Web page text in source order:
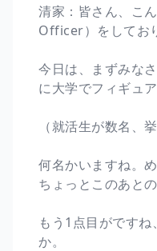
清家：皆さん、こ
Officer）をしてお
今日は、まずみな
に大学でフィギュ
（就活生が数名、挙
何名かいますね。
ちょっとこのあと
もう1点目がです
か。